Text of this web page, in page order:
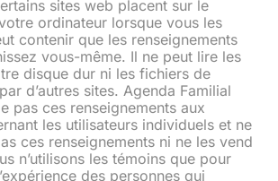
sites web placent sur le
ordinateur lorsque vous les
contenir que les renseignements
vous-même. Il ne peut lire les
disque dur ni les fichiers de
d’autres sites. Agenda Familial
pas ces renseignements aux
les utilisateurs individuels et ne
ces renseignements ni ne les vend
n’utilisons les témoins que pour
des personnes qui